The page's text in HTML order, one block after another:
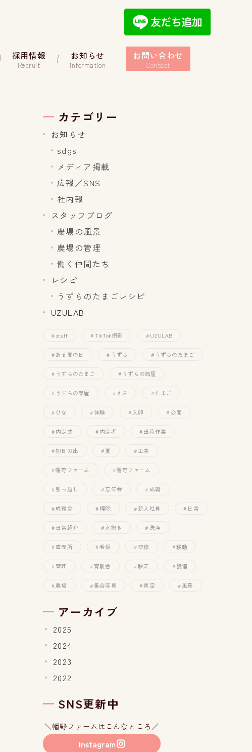
採用情報
Recruit
お知らせ
information
お問い合わせ
Contact
カテゴリー
お知らせ
sdgs
メディア掲載
広報／SNS
社内報
スタッフブログ
農場の風景
農場の管理
働く仲間たち
レシピ
うずらのたまごレシピ
UZULAB
staff TikTok撮影 UZULAB
ある夏の日 うずら うずらのたまご
うずらのたまご うずらの部屋
うずらの部屋 えさ たまご
ひな 体験 入卵 公開
内定式 内定者 出荷作業
初日の出 夏 工事
幡野ファーム 幡野ファーム
引っ越し 忘年会 成鶉
成鶉舎 掃除 新入社員 日常
日常紹介 水撒き 洗浄
直売所 看板 研修 移動
管理 育雛舎 脱走 設備
農場 集合写真 青空 風景
アーカイブ
2025
2024
2023
2022
SNS更新中
＼幡野ファームはこんなところ／
Instagram